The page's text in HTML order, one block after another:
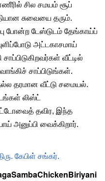
சில சமயம் சூப்
சுவையை தரும்.
போன்ற டேஸ்டுடம் தேங்காய்ப்
அட்டகாசமாய்
வீட்டில்
சாப்பிடுங்கள்.
தரமான வீட்டு சமையல்.
லிஸ்ட்
தவிர, இந்த
அனுப்பி வைக்கிறார்.
கேபிள் சங்கர்.